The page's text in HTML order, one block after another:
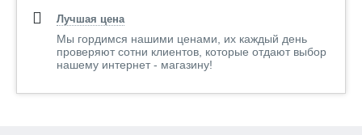
Лучшая цена
Мы гордимся нашими ценами, их каждый день
проверяют сотни клиентов, которые отдают выбор
нашему интернет - магазину!